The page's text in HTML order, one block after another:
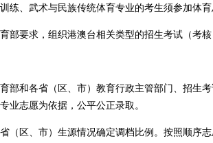
、武术与民族传统体育专业的考生须参加体育
要求，组织港澳台相关类型的招生考试（考核
和各省（区、市）教育行政主管部门、招生
业志愿为依据，公平公正录取。
区、市）生源情况确定调档比例。按照顺序